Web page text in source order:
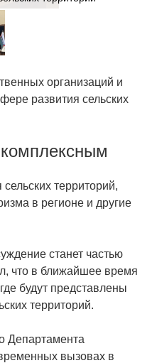
организаций и
развития сельских
территорий,
в регионе и другие
станет частью
что в ближайшее время
будут представлены
территорий.
Департамента
вызовах в